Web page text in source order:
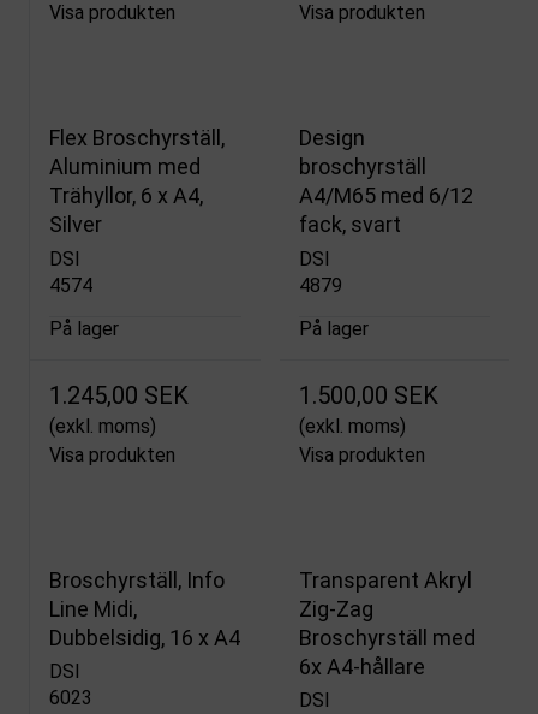
Visa produkten
Visa produkten
Flex Broschyrställ,
Aluminium med
Trähyllor, 6 x A4,
Silver
DSI
4574
På lager
1.245,00 SEK
(exkl. moms)
Visa produkten
Design
broschyrställ
A4/M65 med 6/12
fack, svart
DSI
4879
På lager
1.500,00 SEK
(exkl. moms)
Visa produkten
Broschyrställ, Info
Line Midi,
Dubbelsidig, 16 x A4
DSI
6023
Transparent Akryl
Zig-Zag
Broschyrställ med
6x A4-hållare
DSI